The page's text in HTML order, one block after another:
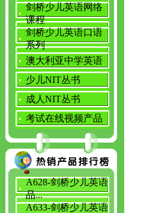
剑桥少儿英语网络
课程
剑桥少儿英语口语
系列
澳大利亚中学英语
少儿NIT丛书
成人NIT丛书
考试在线视频产品
A628-剑桥少儿英语
品...
A633-剑桥少儿英语